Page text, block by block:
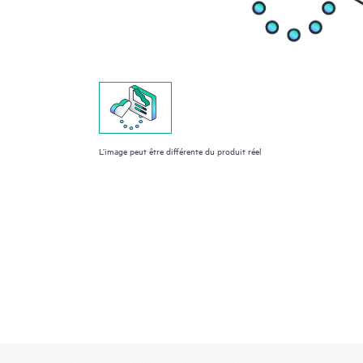
L’image peut être différente du produit réel